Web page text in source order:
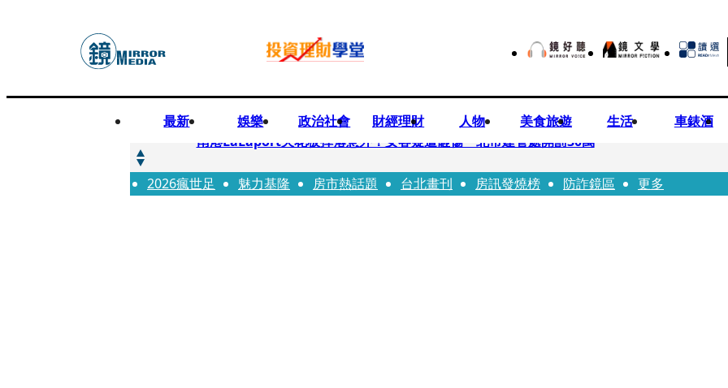
最新 娛樂 政治社會 財經理財 人物 美食旅遊 生活 車錶酒
快訊
南港LaLaport天花板掉落意外！女客疑遭砸傷 北市建管處開罰30萬
快訊
川普又出招！多晶矽產品課15%關稅12月生效 經濟部回應了
2026瘋世足 魅力基隆 房市熱話題 台北畫刊 房訊發燒榜 防詐鏡區 更多